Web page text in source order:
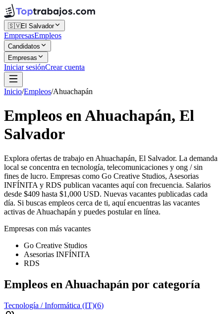
🇸🇻El Salvador
EmpresasEmpleos
Candidatos
Empresas
Iniciar sesiónCrear cuenta
Inicio/Empleos/Ahuachapán
Empleos en Ahuachapán, El
Salvador
Explora ofertas de trabajo en Ahuachapán, El Salvador. La demanda
local se concentra en tecnología, telecomunicaciones y ong / sin
fines de lucro. Empresas como Go Creative Studios, Asesorias
INFÍNITA y RDS publican vacantes aquí con frecuencia. Salarios
desde $409 hasta $1,000 USD. Nuevas vacantes publicadas cada
día. Si buscas empleos cerca de ti, aquí encuentras las vacantes
activas de Ahuachapán y puedes postular en línea.
Empresas con más vacantes
Go Creative Studios
Asesorias INFÍNITA
RDS
Empleos en Ahuachapán por categoría
Tecnología / Informática (IT)(6)